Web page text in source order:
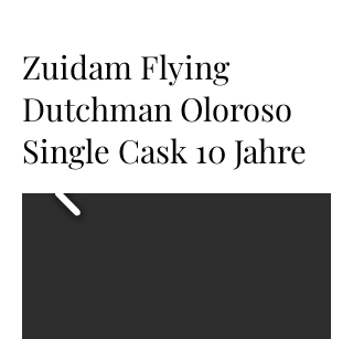
Zuidam Flying
Dutchman Oloroso
Single Cask 10 Jahre